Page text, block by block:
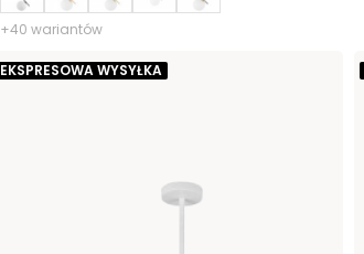
+40 wariantów
EKSPRESOWA WYSYŁKA